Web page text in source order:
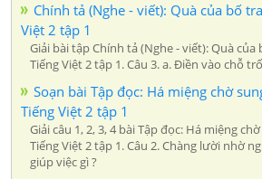
Chính tả (Nghe - viết): Quà của bố
Việt 2 tập 1
Giải bài tập Chính tả (Nghe - viết): Quà của
Tiếng Việt 2 tập 1. Câu 3. a. Điền vào chỗ
Soạn bài Tập đọc: Há miệng chờ
Tiếng Việt 2 tập 1
Giải câu 1, 2, 3, 4 bài Tập đọc: Há miệng
Tiếng Việt 2 tập 1. Câu 2. Chàng lười nhờ
giúp việc gì ?